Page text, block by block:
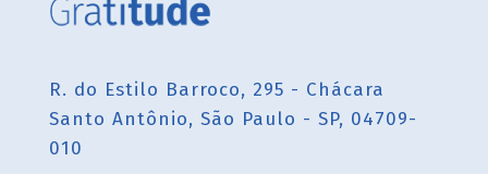
R. do Estilo Barroco, 295 - Chácara
Santo Antônio, São Paulo - SP, 04709-
010